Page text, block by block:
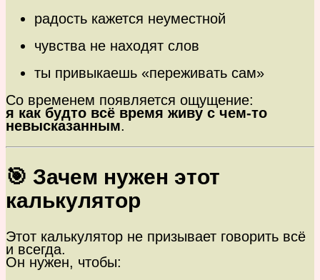
радость кажется неуместной
чувства не находят слов
ты привыкаешь «переживать сам»
Со временем появляется ощущение:
я как будто всё время живу с чем-то
невысказанным.
🎯 Зачем нужен этот
калькулятор
Этот калькулятор не призывает говорить всё
и всегда.
Он нужен, чтобы: